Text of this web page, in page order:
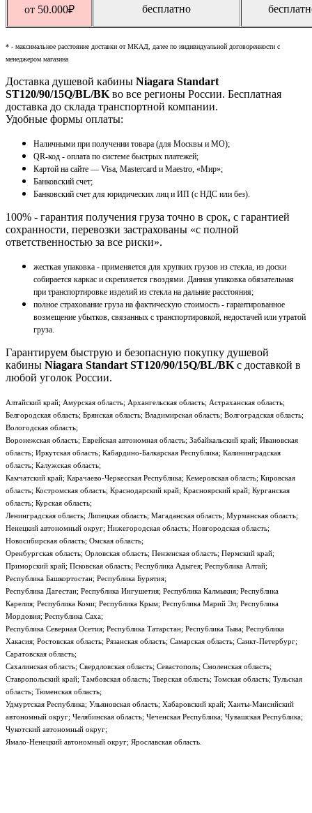
от 50.000₽ бесплатно
* - максимальное расстояние доставки от МКАД, далее по индивидуальной договоренности с
менеджером магазина
Доставка душевой кабины Niagara Standart
ST120/90/15Q/BL/BK во все регионы России. Бесплатная
доставка до склада транспортной компании.
Удобные формы оплаты:
Наличными при получении товара (для Москвы и МО);
QR-код - оплата по системе быстрых платежей;
Картой на сайте — Visa, Mastercard и Maestro, «Мир»;
Банковский счет;
Банковский счет для юридических лиц и ИП (с НДС или без).
100% - гарантия получения груза точно в срок, с гарантией
сохранности, перевозки застрахованы «с полной
ответственностью за все риски».
жесткая упаковка - применяется для хрупких грузов из стекла, из доски
собирается каркас и скрепляется гвоздями. Данная упаковка обязательная
при транспортировке изделий из стекла на дальние расстояния;
полное страхование груза на фактическую стоимость - гарантированное
возмещение убытков, связанных с транспортировкой, недостачей или утратой
груза.
Гарантируем быструю и безопасную покупку душевой
кабины Niagara Standart ST120/90/15Q/BL/BK с доставкой в
любой уголок России.
Алтайский край; Амурская область; Архангельская область; Астраханская область;
Белгородская область; Брянская область; Владимирская область; Волгоградская область;
Вологодская область;
Воронежская область; Еврейская автономная область; Забайкальский край; Ивановская
область; Иркутская область; Кабардино-Балкарская Республика; Калининградская
область; Калужская область;
Камчатский край; Карачаево-Черкесская Республика; Кемеровская область; Кировская
область; Костромская область; Краснодарский край; Красноярский край; Курганская
область; Курская область;
Ленинградская область; Липецкая область; Магаданская область; Мурманская область;
Ненецкий автономный округ; Нижегородская область; Новгородская область;
Новосибирская область; Омская область;
Оренбургская область; Орловская область; Пензенская область; Пермский край;
Приморский край; Псковская область; Республика Адыгея; Республика Алтай;
Республика Башкортостан; Республика Бурятия;
Республика Дагестан; Республика Ингушетия; Республика Калмыкия; Республика
Карелия; Республика Коми; Республика Крым; Республика Марий Эл; Республика
Мордовия; Республика Саха;
Республика Северная Осетия; Республика Татарстан; Республика Тыва; Республика
Хакасия; Ростовская область; Рязанская область; Самарская область; Санкт-Петербург;
Саратовская область;
Сахалинская область; Свердловская область; Севастополь; Смоленская область;
Ставропольский край; Тамбовская область; Тверская область; Томская область; Тульская
область; Тюменская область;
Удмуртская Республика; Ульяновская область; Хабаровский край; Ханты-Мансийский
автономный округ; Челябинская область; Чеченская Республика; Чувашская Республика;
Чукотский автономный округ;
Ямало-Ненецкий автономный округ; Ярославская область.